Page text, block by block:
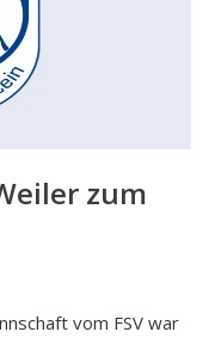
zum
vom FSV war